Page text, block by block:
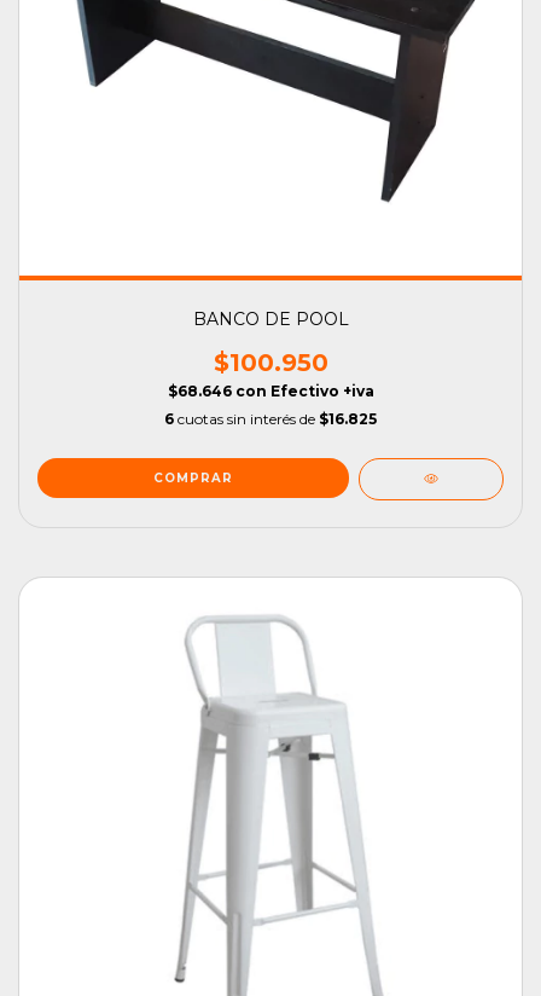
BANCO DE POOL
$100.950
$68.646 con Efectivo +iva
6 cuotas sin interés de $16.825